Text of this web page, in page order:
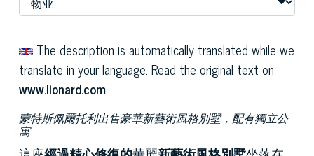
The description is automatically translated while we
translate in your language. Read the original text on
www.lionard.com
蒙特斯佩爾托利出售豪華新藝術風格別墅，配有獨立公
寓